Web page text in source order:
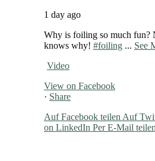
1 day ago
Why is foiling so much fun?
knows why! #foiling ... See
Video
View on Facebook
· Share
Auf Facebook teilen Auf
on LinkedIn Per E-Mail teilen